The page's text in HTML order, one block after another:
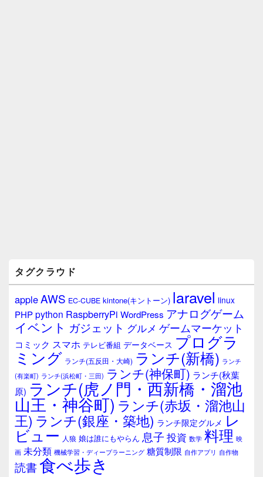
タグクラウド
appleAWS EC-CUBE kintone(キントーン) laravel linux
PHPpython RaspberryPi WordPress アナログゲーム
イベント ガジェット グルメ ゲームマーケット
コミック スマホ テレビ番組 データベース プログラ
ミング ランチ(五反田・大崎) ランチ(新橋) ランチ
(有楽町) ランチ(浜松町・三田) ランチ(神保町) ランチ(秋葉
原) ランチ(虎ノ門・西新橋・溜池
山王・神谷町) ランチ(赤坂・溜池山
王) ランチ(銀座・築地) ランチ限定グルメ レ
ビュー 人狼 娘は誰にもやらん 息子 投資 数学 料理 映
画 未分類 機械学習・ディープラーニング 糖質制限 自作アプリ 自作物
読書食べ歩き